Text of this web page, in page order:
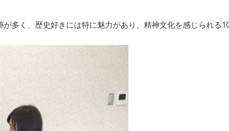
多く、歴史好きには特に魅力があり、精神文化を感じられる